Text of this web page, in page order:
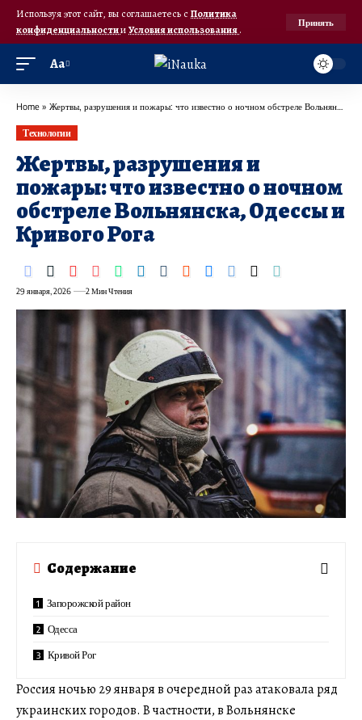
Используя этот сайт, вы соглашаетесь с Политика
конфиденциальностииУсловия использования.
Принять
Аа
Home » Жертвы, разрушения и пожары: что известно о ночном обстреле Вольнянска, Одессы и Кривого Рога
Технологии
Жертвы, разрушения и
пожары: что известно о ночном
обстреле Вольнянска, Одессы и
Кривого Рога
29 января, 2026 2 Мин Чтения
Содержание
Запорожской район
Одесса
Кривой Рог
Россия ночью 29 января в очередной раз атаковала ряд
украинских городов. В частности, в Вольнянске